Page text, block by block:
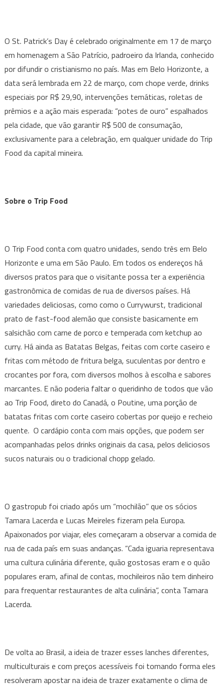
O St. Patrick’s Day é celebrado originalmente em 17 de março
em homenagem a São Patrício, padroeiro da Irlanda, conhecido
por difundir o cristianismo no país. Mas em Belo Horizonte, a
data será lembrada em 22 de março, com chope verde, drinks
especiais por R$ 29,90, intervenções temáticas, roletas de
prêmios e a ação mais esperada: “potes de ouro” espalhados
pela cidade, que vão garantir R$ 500 de consumação,
exclusivamente para a celebração, em qualquer unidade do Trip
Food da capital mineira.
Sobre o Trip Food
O Trip Food conta com quatro unidades, sendo três em Belo
Horizonte e uma em São Paulo. Em todos os endereços há
diversos pratos para que o visitante possa ter a experiência
gastronômica de comidas de rua de diversos países. Há
variedades deliciosas, como como o Currywurst, tradicional
prato de fast-food alemão que consiste basicamente em
salsichão com carne de porco e temperada com ketchup ao
curry. Há ainda as Batatas Belgas, feitas com corte caseiro e
fritas com método de fritura belga, suculentas por dentro e
crocantes por fora, com diversos molhos à escolha e sabores
marcantes. E não poderia faltar o queridinho de todos que vão
ao Trip Food, direto do Canadá, o Poutine, uma porção de
batatas fritas com corte caseiro cobertas por queijo e recheio
quente. O cardápio conta com mais opções, que podem ser
acompanhadas pelos drinks originais da casa, pelos deliciosos
sucos naturais ou o tradicional chopp gelado.
O gastropub foi criado após um “mochilão” que os sócios
Tamara Lacerda e Lucas Meireles fizeram pela Europa.
Apaixonados por viajar, eles começaram a observar a comida de
rua de cada país em suas andanças. “Cada iguaria representava
uma cultura culinária diferente, quão gostosas eram e o quão
populares eram, afinal de contas, mochileiros não tem dinheiro
para frequentar restaurantes de alta culinária”, conta Tamara
Lacerda.
De volta ao Brasil, a ideia de trazer esses lanches diferentes,
multiculturais e com preços acessíveis foi tomando forma eles
resolveram apostar na ideia de trazer exatamente o clima de